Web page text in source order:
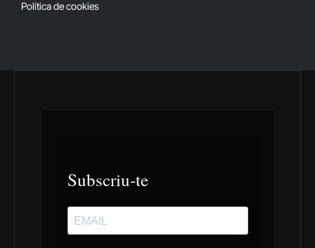
Política de cookies